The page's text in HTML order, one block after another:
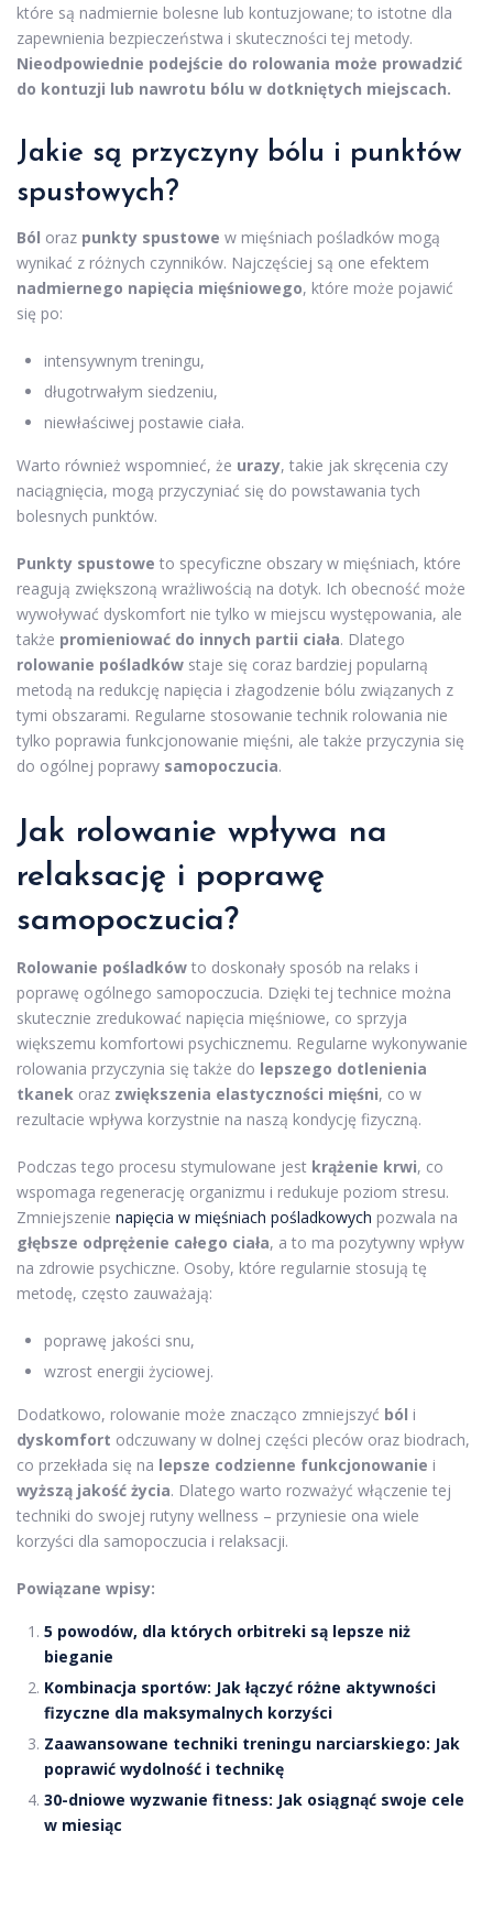
które są nadmiernie bolesne lub kontuzjowane; to istotne dla
zapewnienia bezpieczeństwa i skuteczności tej metody.
Nieodpowiednie podejście do rolowania może prowadzić
do kontuzji lub nawrotu bólu w dotkniętych miejscach.
Jakie są przyczyny bólu i punktów
spustowych?
Ból oraz punkty spustowe w mięśniach pośladków mogą
wynikać z różnych czynników. Najczęściej są one efektem
nadmiernego napięcia mięśniowego, które może pojawić
się po:
intensywnym treningu,
długotrwałym siedzeniu,
niewłaściwej postawie ciała.
Warto również wspomnieć, że urazy, takie jak skręcenia czy
naciągnięcia, mogą przyczyniać się do powstawania tych
bolesnych punktów.
Punkty spustowe to specyficzne obszary w mięśniach, które
reagują zwiększoną wrażliwością na dotyk. Ich obecność może
wywoływać dyskomfort nie tylko w miejscu występowania, ale
także promieniować do innych partii ciała. Dlatego
rolowanie pośladków staje się coraz bardziej popularną
metodą na redukcję napięcia i złagodzenie bólu związanych z
tymi obszarami. Regularne stosowanie technik rolowania nie
tylko poprawia funkcjonowanie mięśni, ale także przyczynia się
do ogólnej poprawy samopoczucia.
Jak rolowanie wpływa na
relaksację i poprawę
samopoczucia?
Rolowanie pośladków to doskonały sposób na relaks i
poprawę ogólnego samopoczucia. Dzięki tej technice można
skutecznie zredukować napięcia mięśniowe, co sprzyja
większemu komfortowi psychicznemu. Regularne wykonywanie
rolowania przyczynia się także do lepszego dotlenienia
tkanek oraz zwiększenia elastyczności mięśni, co w
rezultacie wpływa korzystnie na naszą kondycję fizyczną.
Podczas tego procesu stymulowane jest krążenie krwi, co
wspomaga regenerację organizmu i redukuje poziom stresu.
Zmniejszenie napięcia w mięśniach pośladkowych pozwala na
głębsze odprężenie całego ciała, a to ma pozytywny wpływ
na zdrowie psychiczne. Osoby, które regularnie stosują tę
metodę, często zauważają:
poprawę jakości snu,
wzrost energii życiowej.
Dodatkowo, rolowanie może znacząco zmniejszyć ból i
dyskomfort odczuwany w dolnej części pleców oraz biodrach,
co przekłada się na lepsze codzienne funkcjonowanie i
wyższą jakość życia. Dlatego warto rozważyć włączenie tej
techniki do swojej rutyny wellness – przyniesie ona wiele
korzyści dla samopoczucia i relaksacji.
Powiązane wpisy:
5 powodów, dla których orbitreki są lepsze niż
bieganie
Kombinacja sportów: Jak łączyć różne aktywności
fizyczne dla maksymalnych korzyści
Zaawansowane techniki treningu narciarskiego: Jak
poprawić wydolność i technikę
30-dniowe wyzwanie fitness: Jak osiągnąć swoje cele
w miesiąc